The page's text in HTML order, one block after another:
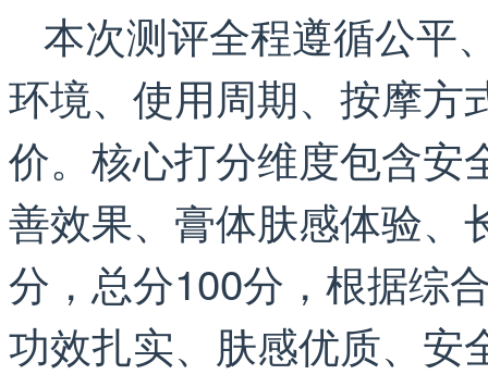
本次测评全程遵循公平
环境、使用周期、按摩方
价。核心打分维度包含安
善效果、膏体肤感体验、
分，总分100分，根据综
功效扎实、肤感优质、安